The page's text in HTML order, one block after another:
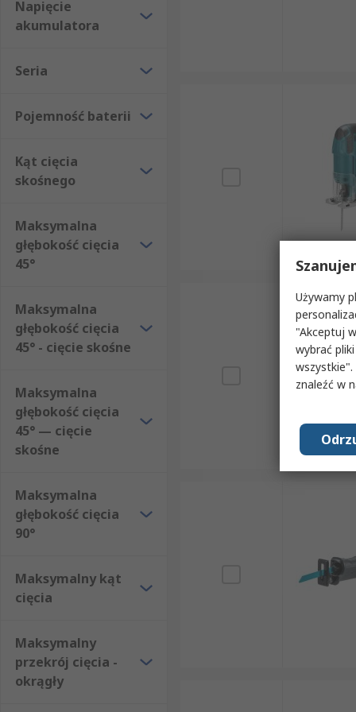
Napięcie
akumulatora
Seria
Pojemność baterii
Kąt cięcia
skośnego
Maksymalna
głębokość cięcia
45°
Maksymalna
głębokość cięcia
45° - cięcie skośne
Maksymalna
głębokość cięcia
45° — cięcie
skośne
Maksymalna
głębokość cięcia
90°
Maksymalny kąt
cięcia
Maksymalny
przekrój cięcia -
okrągły
Używamy
"Akceptuj
wybrać
znaleźć w